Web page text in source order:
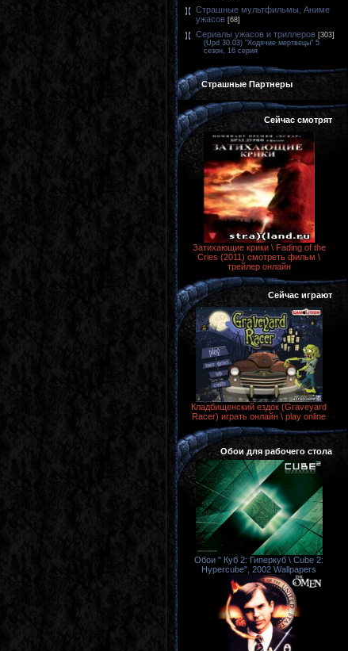
Страшные мультфильмы, Аниме
ужасов [68]
Сериалы ужасов и триллеров [303]
(Upd 30.03) "Ходячие мертвецы" 5
сезон, 16 серия
Страшные Партнеры
Сейчас смотрят
Затихающие крики \ Fading of the
Cries (2011) смотреть фильм \
трейлер онлайн
Сейчас играют
Кладбищенский ездок (Graveyard
Racer) играть онлайн \ play online
Обои для рабочего стола
Обои " Куб 2: Гиперкуб \ Cube 2:
Hypercube", 2002 Wallpapers